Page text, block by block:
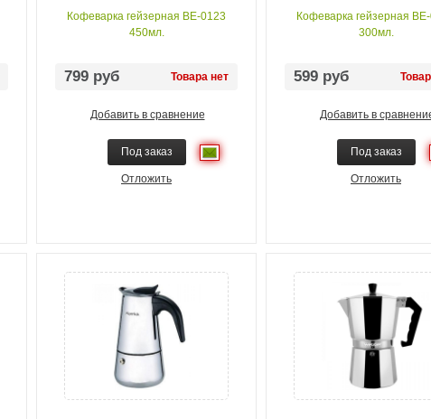
Кофеварка гейзерная BE-0123
450мл.
799 руб Товара нет
Добавить в сравнение
Под заказ
Отложить
Кофеварка гейзерная
300мл.
599 руб
Добавить в
Под заказ
Отложить